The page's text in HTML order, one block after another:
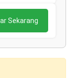
Sekarang